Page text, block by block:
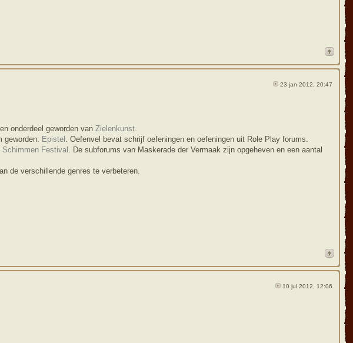
23 jan 2012, 20:47
onderdeel geworden van Zielenkunst.
geworden: Epistel . Oefenvel bevat schrijf oefeningen en oefeningen uit Role Play forums.
Schimmen Festival . De subforums van Maskerade der Vermaak zijn opgeheven en een aantal
de verschillende genres te verbeteren.
10 jul 2012, 12:06